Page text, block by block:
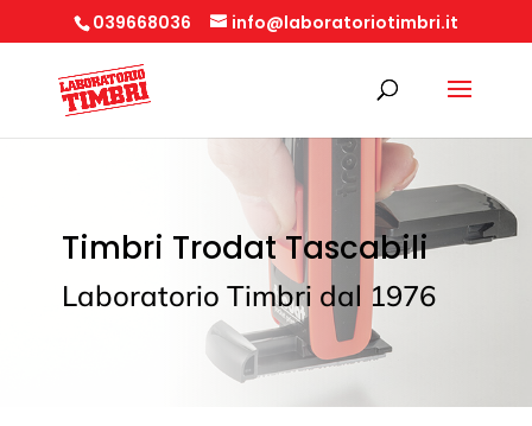
039668036 info@laboratoriotimbri.it
Timbri Trodat Tascabili
Laboratorio Timbri dal 1976